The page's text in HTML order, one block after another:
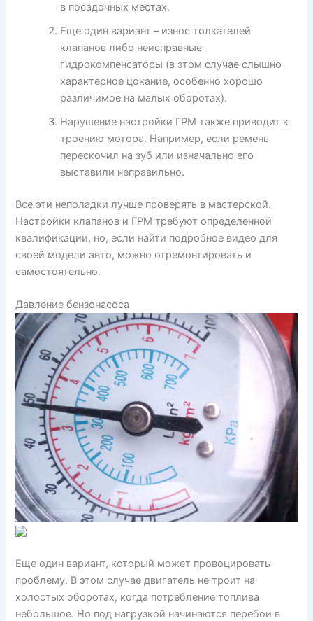
в посадочных местах.
Еще один вариант – износ толкателей
клапанов либо неисправные
гидрокомпенсаторы (в этом случае слышно
характерное цокание, особенно хорошо
различимое на малых оборотах).
Нарушение настройки ГРМ также приводит к
троению мотора. Например, если ремень
перескочил на зуб или изначально его
выставили неправильно.
Все эти неполадки лучше проверять в мастерской.
Настройки клапанов и ГРМ требуют определенной
квалификации, но, если найти подробное видео для
своей модели авто, можно отремонтировать и
самостоятельно.
Давление бензонасоса
Еще один вариант, который может провоцировать
проблему. В этом случае двигатель не троит на
холостых оборотах, когда потребление топлива
небольшое. Но под нагрузкой начинаются перебои в